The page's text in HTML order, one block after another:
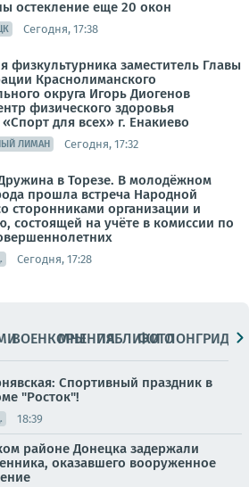
остекление еще 20 окон
Сегодня, 17:38
физкультурника заместитель Главы
Краснолиманского
округа Игорь Диогенов
физического здоровья
для всех» г. Енакиево
ЛИМАН Сегодня, 17:32
в Торезе. В молодёжном
прошла встреча Народной
сторонниками организации и
состоящей на учёте в комиссии по
Сегодня, 17:28
ВОЕНКОРЫМНЕНИЯПАБЛИКИ
ФОТОЛОНГРИДЫ
Спортивный праздник в
"Росток"!
18:39
районе Донецка задержали
оказавшего вооруженное